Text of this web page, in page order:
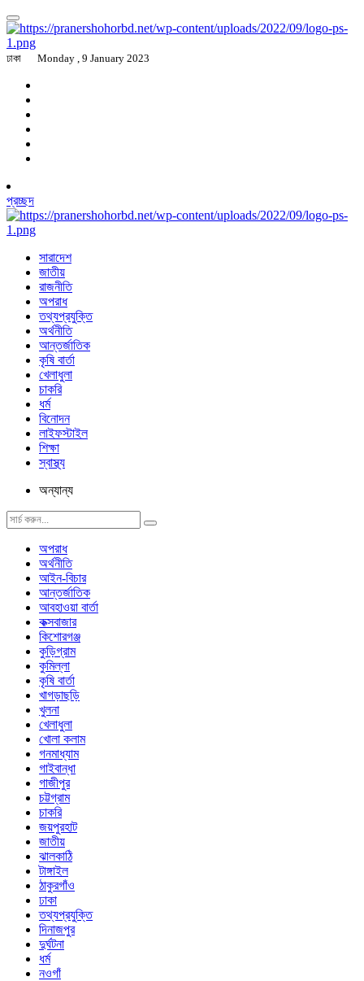
ঢাকা Monday , 9 January 2023
প্রচ্ছদ
সারাদেশ
জাতীয়
রাজনীতি
অপরাধ
তথ্যপ্রযুক্তি
অর্থনীতি
আন্তর্জাতিক
কৃষি বার্তা
খেলাধুলা
চাকরি
ধর্ম
বিনোদন
লাইফস্টাইল
শিক্ষা
স্বাস্থ্য
অন্যান্য
অপরাধ
অর্থনীতি
আইন-বিচার
আন্তর্জাতিক
আবহাওয়া বার্তা
কক্সবাজার
কিশোরগঞ্জ
কুড়িগ্রাম
কুমিল্লা
কৃষি বার্তা
খাগড়াছড়ি
খুলনা
খেলাধুলা
খোলা কলাম
গনমাধ্যাম
গাইবান্ধা
গাজীপুর
চট্টগ্রাম
চাকরি
জয়পুরহাট
জাতীয়
ঝালকাঠি
টাঙ্গাইল
ঠাকুরগাঁও
ঢাকা
তথ্যপ্রযুক্তি
দিনাজপুর
দুর্ঘটনা
ধর্ম
নওগাঁ